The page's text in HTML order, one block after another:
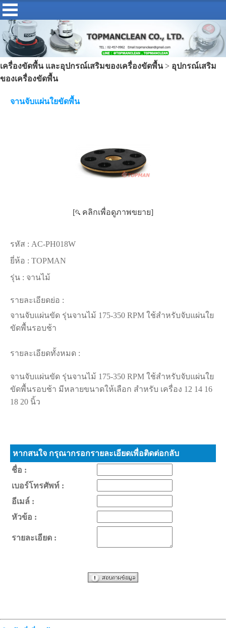
เครื่องขัดพื้น และอุปกรณ์เสริมของเครื่องขัดพื้น> อุปกรณ์เสริม
ของเครื่องขัดพื้น
จานจับแผ่นใยขัดพื้น
[ คลิกเพื่อดูภาพขยาย]
รหัส : AC-PH018W
ยี่ห้อ : TOPMAN
รุ่น : จานไม้
รายละเอียดย่อ :
จานจับแผ่นขัด รุ่นจานไม้ 175-350 RPM ใช้สำหรับจับแผ่นใย
ขัดพื้นรอบช้า
รายละเอียดทั้งหมด :
จานจับแผ่นขัด รุ่นจานไม้ 175-350 RPM ใช้สำหรับจับแผ่นใย
ขัดพื้นรอบช้า มีหลายขนาดให้เลือก สำหรับ เครื่อง 12 14 16
18 20 นิ้ว
หากสนใจ กรุณากรอกรายละเอียดเพื่อติดต่อกลับ
ชื่อ :
เบอร์โทรศัพท์ :
อีเมล์ :
หัวข้อ :
รายละเอียด :